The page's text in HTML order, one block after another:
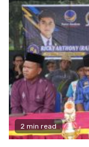
2 min read